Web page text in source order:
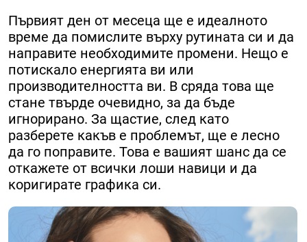
Първият ден от месеца ще е идеалното
време да помислите върху рутината си и да
направите необходимите промени. Нещо е
потискало енергията ви или
производителността ви. В сряда това ще
стане твърде очевидно, за да бъде
игнорирано. За щастие, след като
разберете какъв е проблемът, ще е лесно
да го поправите. Това е вашият шанс да се
откажете от всички лоши навици и да
коригирате графика си.